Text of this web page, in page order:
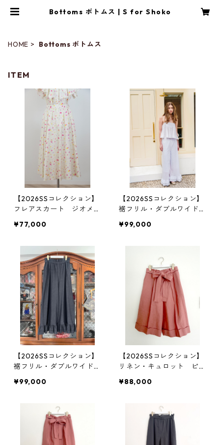
Bottoms ボトムス | S for Shoko
HOME Bottoms ボトムス
ITEM
【2026SSコレクション】
フレアスカート ジオメト
¥77,000
【2026SSコレクション】
裾フリル・ダブルワイドワ
柄）
¥99,000
【2026SSコレクション】
裾フリル・ダブルワイドワ
ム
¥99,000
【2026SSコレクション】
リネン・キュロット ピン
¥88,000